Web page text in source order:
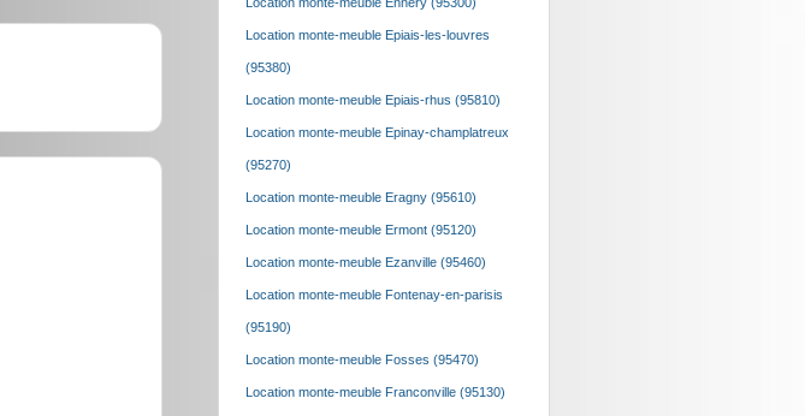
Location monte-meuble Ennery (95300)
Location monte-meuble Epiais-les-louvres
(95380)
Location monte-meuble Epiais-rhus (95810)
Location monte-meuble Epinay-champlatreux
(95270)
Location monte-meuble Eragny (95610)
Location monte-meuble Ermont (95120)
Location monte-meuble Ezanville (95460)
Location monte-meuble Fontenay-en-parisis
(95190)
Location monte-meuble Fosses (95470)
Location monte-meuble Franconville (95130)